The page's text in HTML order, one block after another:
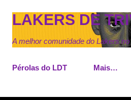
Pular para o
LAKERS DE
A melhor comunidade do Lakers
Pérolas do LDT Mais…